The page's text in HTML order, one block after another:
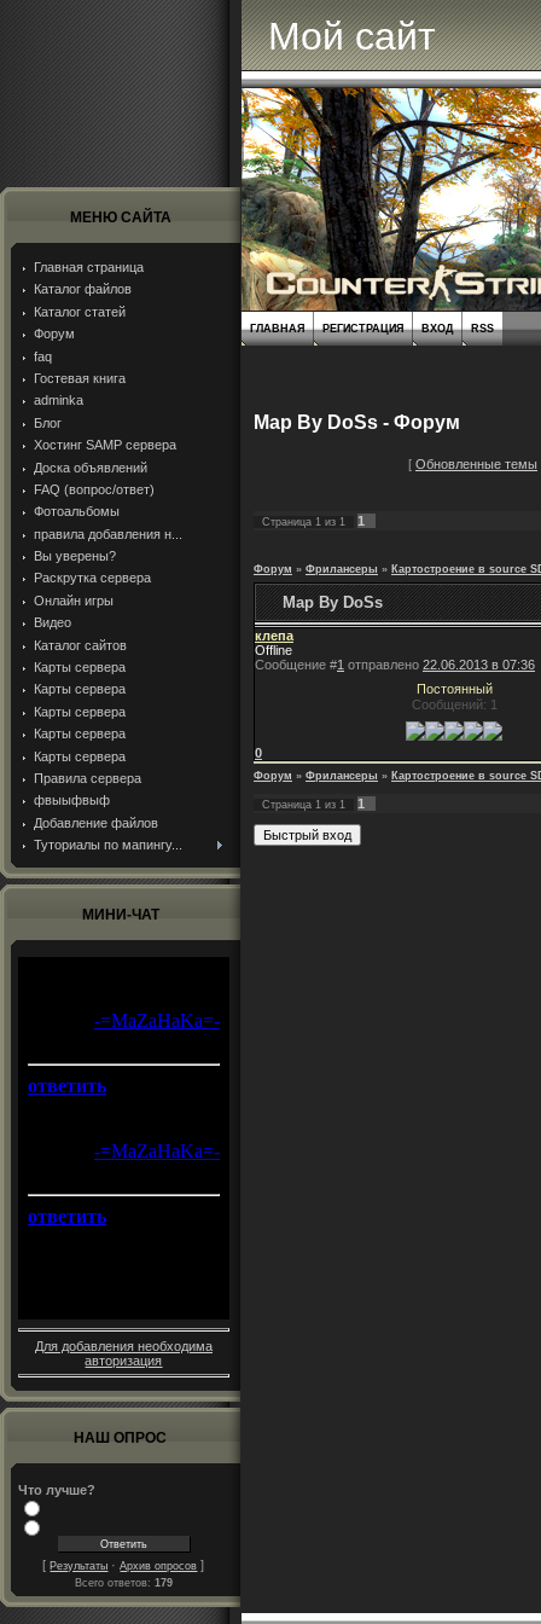
МЕНЮ САЙТА
Главная страница
Каталог файлов
Каталог статей
Форум
faq
Гостевая книга
adminka
Блог
Хостинг SAMP сервера
Доска объявлений
FAQ (вопрос/ответ)
Фотоальбомы
правила добавления н...
Вы уверены?
Раскрутка сервера
Онлайн игры
Видео
Каталог сайтов
Карты сервера
Карты сервера
Карты сервера
Карты сервера
Карты сервера
Правила сервера
фвыыфвыф
Добавление файлов
Туториалы по мапингу...
МИНИ-ЧАТ
Для добавления необходима
авторизация
НАШ ОПРОС
Что лучше?
[Результаты ·Архив опросов ]
Всего ответов: 179
Мой сайт
ГЛАВНАЯ РЕГИСТРАЦИЯ ВХОД RSS
Map By DoSs - Форум
[ Обновленные темы
Страница 1 из 1 1
Форум » Фрилансеры » Картостроение в source
Map By DoSs
клепа
Offline
Сообщение #1 отправлено 22.06.2013 в 07:36
Постоянный
Сообщений: 1
0
Форум » Фрилансеры » Картостроение в source
Страница 1 из 1 1